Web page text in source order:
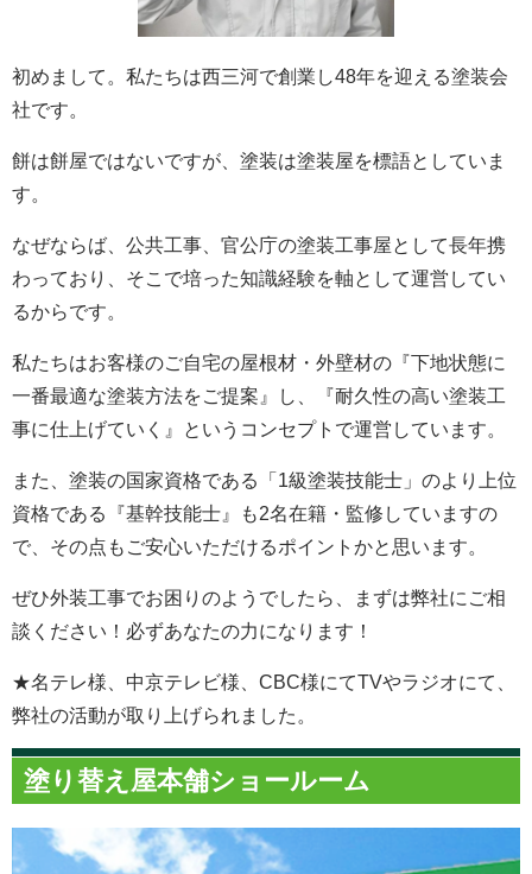
初めまして。私たちは西三河で創業し48年を迎える塗装会
社です。
餅は餅屋ではないですが、塗装は塗装屋を標語としていま
す。
なぜならば、公共工事、官公庁の塗装工事屋として長年携
わっており、そこで培った知識経験を軸として運営してい
るからです。
私たちはお客様のご自宅の屋根材・外壁材の『下地状態に
一番最適な塗装方法をご提案』し、『耐久性の高い塗装工
事に仕上げていく』というコンセプトで運営しています。
また、塗装の国家資格である「1級塗装技能士」のより上位
資格である『基幹技能士』も2名在籍・監修していますの
で、その点もご安心いただけるポイントかと思います。
ぜひ外装工事でお困りのようでしたら、まずは弊社にご相
談ください！必ずあなたの力になります！
★名テレ様、中京テレビ様、CBC様にてTVやラジオにて、
弊社の活動が取り上げられました。
塗り替え屋本舗ショールーム